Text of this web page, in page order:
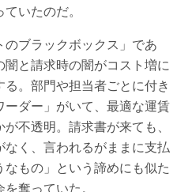
いたのだ。
ブラックボックス」であ
と請求時の闇がコスト増に
。部門や担当者ごとに付き
ダー」がいて、最適な運賃
不透明。請求書が来ても、
く、言われるがままに支払
もの」という諦めにも似た
奪っていた。